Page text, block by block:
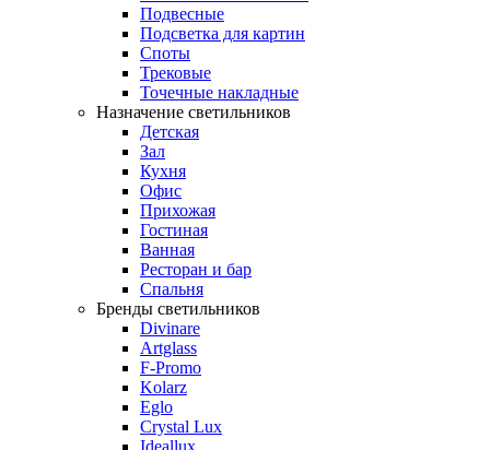
Подвесные
Подсветка для картин
Споты
Трековые
Точечные накладные
Назначение светильников
Детская
Зал
Кухня
Офис
Прихожая
Гостиная
Ванная
Ресторан и бар
Спальня
Бренды светильников
Divinare
Artglass
F-Promo
Kolarz
Eglo
Crystal Lux
Ideallux